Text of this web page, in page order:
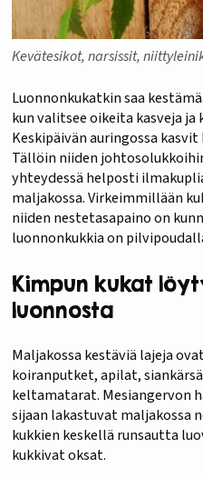
Kevätesikot, narsissit,
Luonnonkukatkin saa
kun valitsee oikeita kasveja
Keskipäivän auringossa
Tällöin niiden
yhteydessä helposti
maljakossa. Virkeimmillään
niiden nestetasapaino on
luonnonkukkia on
Kimpun kukat
luonnosta
Maljakossa kestäviä lajeja
koiranputket, apilat,
keltamatarat. Mesiangervon
sijaan lakastuvat maljakossa
kukkien keskellä runsautta
kukkivat oksat.